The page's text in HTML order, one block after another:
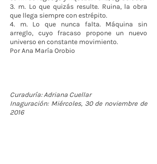
3. m. Lo que quizás resulte. Ruina, la obra
que llega siempre con estrépito.
4. m. Lo que nunca falta. Máquina sin
arreglo, cuyo fracaso propone un nuevo
universo en constante movimiento.
Por Ana María Orobio
Curaduría: Adriana Cuellar
Inaguración: Miércoles, 30 de noviembre de
2016